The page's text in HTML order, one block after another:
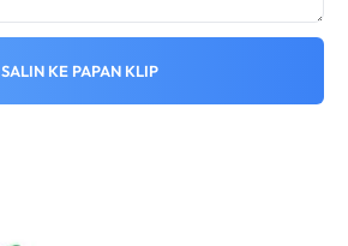
SALIN KE PAPAN KLIP